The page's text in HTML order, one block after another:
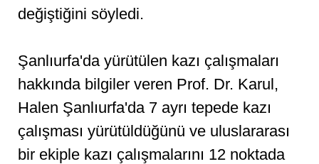
değiştiğini söyledi.
Şanlıurfa'da yürütülen kazı çalışmaları
hakkında bilgiler veren Prof. Dr. Karul,
Halen Şanlıurfa'da 7 ayrı tepede kazı
çalışması yürütüldüğünü ve uluslararası
bir ekiple kazı çalışmalarını 12 noktada